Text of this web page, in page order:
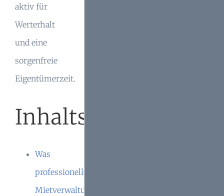
aktiv für
Werterhalt
und eine
sorgenfreie
Eigentümerzeit.
Inhaltsverzeichnis
Was
professionelle
Mietverwaltung